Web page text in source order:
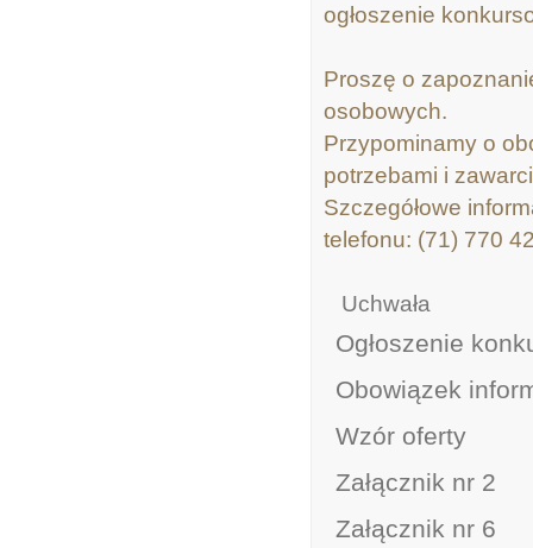
ogłoszenie
Proszę o
osobowych.
Przypominamy o
potrzebami i
Szczegółowe
telefonu: (71) 770
Uchwała
Ogłoszenie
Obowiązek
Wzór oferty
Załącznik nr 2
Załącznik nr 6